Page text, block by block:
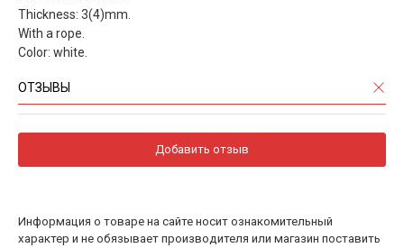
Thickness: 3(4)mm.
With a rope.
Color: white.
ОТЗЫВЫ
Добавить отзыв
Информация о товаре на сайте носит ознакомительный
характер и не обязывает производителя или магазин поставить